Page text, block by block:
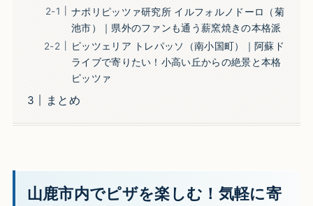
ナポリピッツァ研究所 イルフォルノドーロ（菊
池市）｜県外のファンも通う薪窯焼きの本格派
ピッツェリア トレパッソ（南小国町）｜阿蘇ド
ライブで寄りたい！小高い丘からの絶景と本格
ピッツァ
まとめ
山鹿市内でピザを楽しむ！気軽に寄